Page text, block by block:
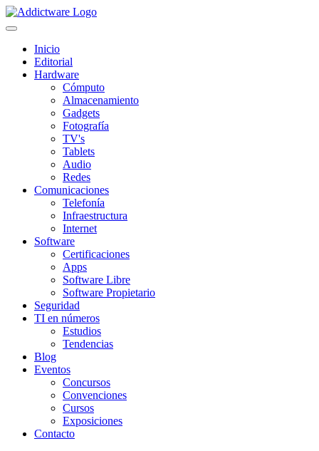
Inicio
Editorial
Hardware
Cómputo
Almacenamiento
Gadgets
Fotografía
TV's
Tablets
Audio
Redes
Comunicaciones
Telefonía
Infraestructura
Internet
Software
Certificaciones
Apps
Software Libre
Software Propietario
Seguridad
TI en números
Estudios
Tendencias
Blog
Eventos
Concursos
Convenciones
Cursos
Exposiciones
Contacto